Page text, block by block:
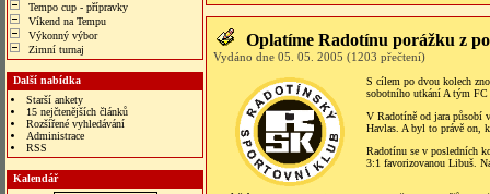
Tempo cup - přípravky
Víkend na Tempu
Výkonný výbor
Zimní turnaj
Další nabídka
Starší ankety
15 nejčtenějších článků
Rozšířené vyhledávání
Administrace
RSS
Kalendář
Oplatíme Radotínu porážku z
Vydáno dne 05. 05. 2005 (1203 přečtení)
S cílem po dvou kolech
sobotního utkání A tým FC
V Radotíně od jara působí
Havlas. A byl to právě on,
Radotínu se v posledních
3:1 favorizovanou Libuš.